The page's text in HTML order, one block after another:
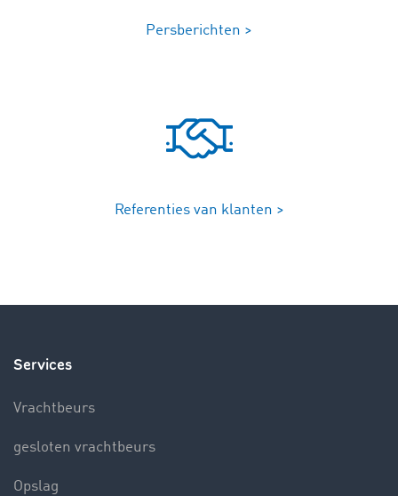
Persberichten >
Referenties van klanten >
Services
Vrachtbeurs
gesloten vrachtbeurs
Opslag